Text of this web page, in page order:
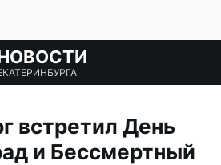
встретил День
и Бессмертный